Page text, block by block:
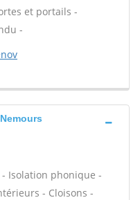
et portails -
-
Isolation phonique -
- Cloisons -